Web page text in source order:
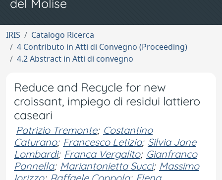
del Molise
IRIS
Catalogo Ricerca
4 Contributo in Atti di Convegno (Proceeding)
4.2 Abstract in Atti di convegno
Reduce and Recycle for new
croissant, impiego di residui lattiero
caseari
Patrizio Tremonte; Costantino
Caturano; Francesco Letizia; Silvia Jane
Lombardi; Franca Vergalito; Gianfranco
Pannella; Mariantonietta Succi; Massimo